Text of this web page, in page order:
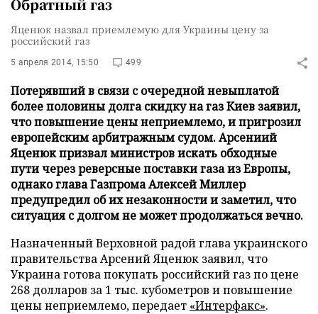
Обратный газ
Яценюк назвал приемлемую для Украины цену за
российский газ
5 апреля 2014, 15:50 499
Потерявший в связи с очередной невыплатой
более половины долга скидку на газ Киев заявил,
что повышение цены неприемлемо, и пригрозил
европейским арбитражным судом. Арсениий
Яценюк призвал министров искать обходные
пути через реверсные поставки газа из Европы,
однако глава Газпрома Алексей Миллер
предупредил об их незаконности и заметил, что
ситуация с долгом не может продолжаться вечно.
Назначенный Верховной радой глава украинского
правительства Арсений Яценюк заявил, что
Украина готова покупать российский газ по цене
268 долларов за 1 тыс. кубометров и повышение
цены неприемлемо, передает «Интерфакс».